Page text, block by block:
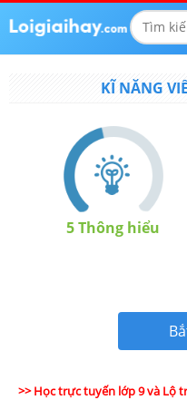
KĨ NĂNG
5Thông hiểu
>> Học trực tuyến lớp 9 và Lộ